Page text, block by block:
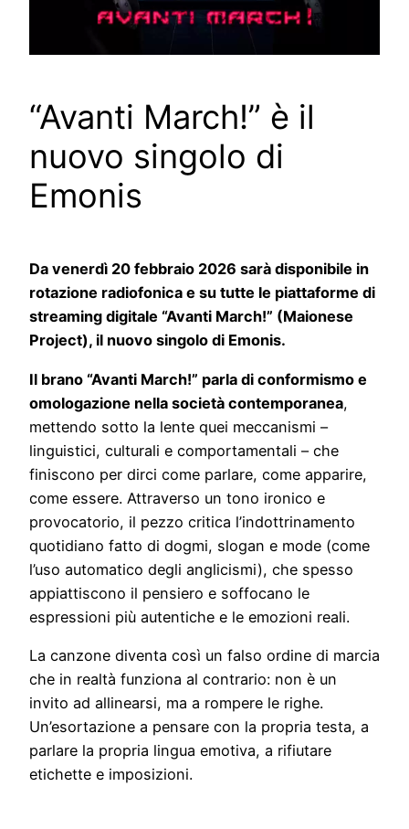
“Avanti March!” è il
nuovo singolo di
Emonis
Da venerdì 20 febbraio 2026 sarà disponibile in
rotazione radiofonica e su tutte le piattaforme di
streaming digitale “Avanti March!” (Maionese
Project), il nuovo singolo di Emonis.
Il brano “Avanti March!” parla di conformismo e
omologazione nella società contemporanea,
mettendo sotto la lente quei meccanismi –
linguistici, culturali e comportamentali – che
finiscono per dirci come parlare, come apparire,
come essere. Attraverso un tono ironico e
provocatorio, il pezzo critica l’indottrinamento
quotidiano fatto di dogmi, slogan e mode (come
l’uso automatico degli anglicismi), che spesso
appiattiscono il pensiero e soffocano le
espressioni più autentiche e le emozioni reali.
La canzone diventa così un falso ordine di marcia
che in realtà funziona al contrario: non è un
invito ad allinearsi, ma a rompere le righe.
Un’esortazione a pensare con la propria testa, a
parlare la propria lingua emotiva, a rifiutare
etichette e imposizioni.